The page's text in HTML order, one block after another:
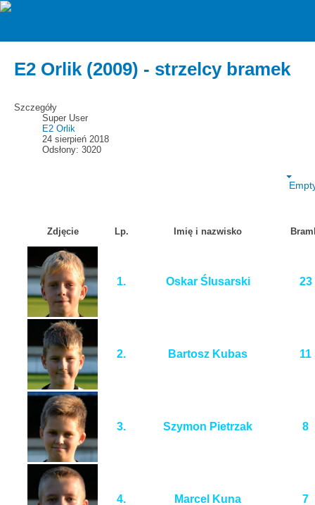
E2 Orlik (2009) - strzelcy bramek
Szczegóły
Super User
E2 Orlik
24 sierpień 2018
Odsłony: 3020
Zdjęcie Lp. Imię i nazwisko
1. Oskar Ślusarski 23
2. Bartosz Kubas 11
3. Szymon Pietrzak 8
4. Marcel Kuna 7